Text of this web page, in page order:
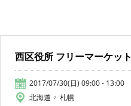
西区役所 フリーマーケット
2017/07/30(日) 09:00 - 13:00
北海道
札幌